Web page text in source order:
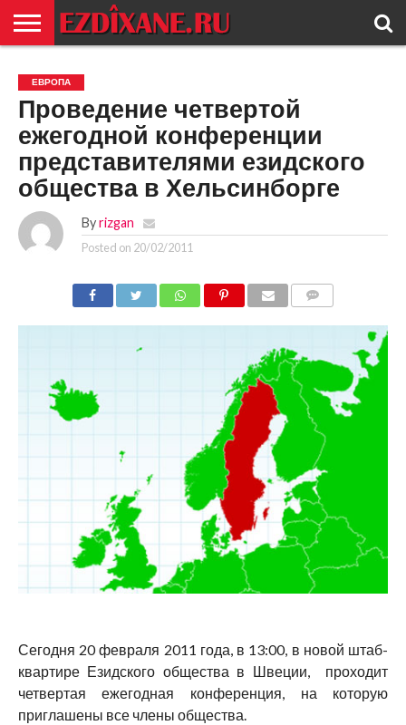
ЕЗИДИЗМ
НОВОСТИ
ИСТОРИЯ
КУЛЬТУРА
КОНТАКТ
ЕВРОПА
Проведение четвертой
ежегодной конференции
представителями езидского
общества в Хельсинборге
By rizgan
Posted on 20/02/2011
Сегодня 20 февраля 2011 года, в 13:00, в новой штаб-
квартире Езидского общества в Швеции, проходит
четвертая ежегодная конференция, на которую
приглашены все члены общества.